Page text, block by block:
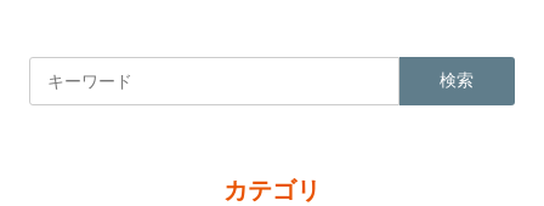
検索
カテゴリ